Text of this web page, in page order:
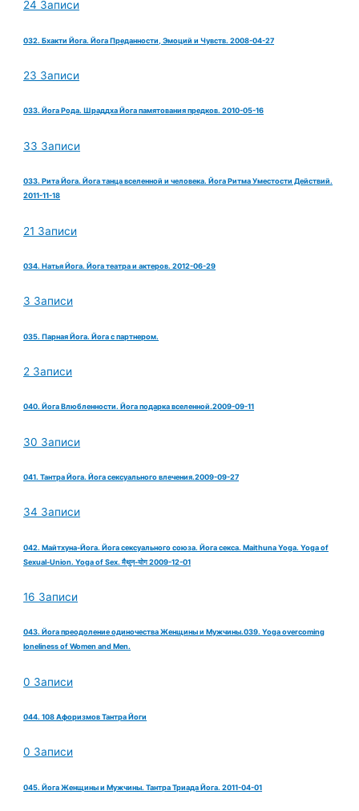
24 Записи
032. Бхакти Йога. Йога Преданности, Эмоций и Чувств. 2008-04-27
23 Записи
033. Йога Рода. Шраддха Йога памятования предков. 2010-05-16
33 Записи
033. Рита Йога. Йога танца вселенной и человека. Йога Ритма Уместости Действий.
2011-11-18
21 Записи
034. Натья Йога. Йога театра и актеров. 2012-06-29
3 Записи
035. Парная Йога. Йога с партнером.
2 Записи
040. Йога Влюбленности. Йога подарка вселенной.2009-09-11
30 Записи
041. Тантра Йога. Йога сексуального влечения.2009-09-27
34 Записи
042. Майтхуна-Йога. Йога сексуального союза. Йога секса. Maithuna Yoga. Yoga of
Sexual-Union. Yoga of Sex. मैथुन-योग 2009-12-01
16 Записи
043. Йога преодоление одиночества Женщины и Мужчины.039. Yoga overcoming
loneliness of Women and Men.
0 Записи
044. 108 Афоризмов Тантра Йоги
0 Записи
045. Йога Женщины и Мужчины. Тантра Триада Йога. 2011-04-01